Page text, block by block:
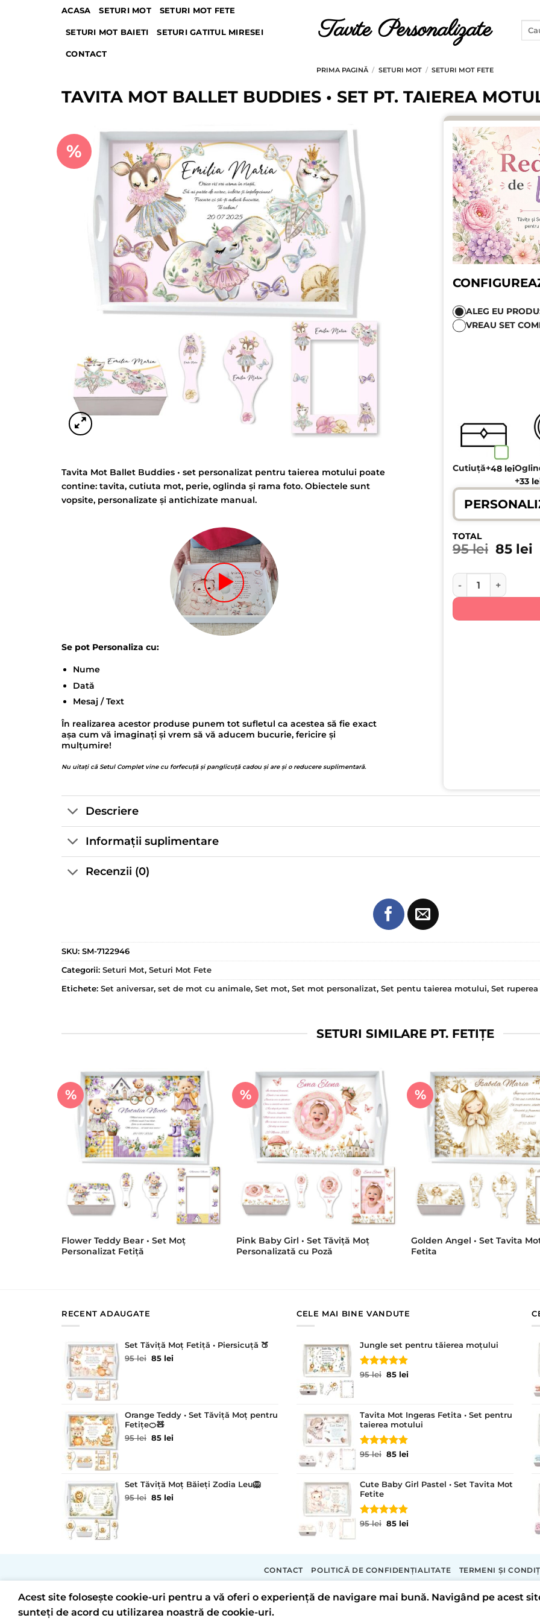
Tavite Personalizate
ACASA SETURI MOT SETURI MOT FETE
SETURI MOT BAIETI SETURI GATITUL MIRESEI
CONTACT
Caută
PRIMA PAGINĂ / SETURI MOT / SETURI MOT FETE
TAVITA MOT BALLET BUDDIES • SET PT. TAIEREA
%
Tavita Mot Ballet Buddies • set personalizat pentru taierea motului poate
contine: tavita, cutiuta mot, perie, oglinda și rama foto. Obiectele sunt
vopsite, personalizate și antichizate manual.
Se pot Personaliza cu:
Nume
Dată
Mesaj / Text
În realizarea acestor produse punem tot sufletul ca acestea să fie exact
așa cum vă imaginați și vrem să vă aducem bucurie, fericire și
mulțumire!
Nu uitați că Setul Complet vine cu forfecuță și panglicuță cadou și are și o reducere suplimentară.
ALEG EU
VREAU SET
Cutiuță+48 lei
+33
TOTAL
95lei Prețul
85 lei
Cantitate Tavita
Descriere
Informații suplimentare
Recenzii (0)
SKU: SM-7122946
Categorii: Seturi Mot, Seturi Mot Fete
Etichete: Set aniversar, set de mot cu animale, Set mot, Set mot personalizat, Set pentu taierea motului, Set
SETURI SIMILARE PT. FETIȚE
%
Flower Teddy Bear • Set Moț
Personalizat Fetiță
%
Pink Baby Girl • Set Tăviță Moț
Personalizată cu Poză
%
Golden Angel • Set Tavita
Fetita
RECENT ADAUGATE
Set Tăviță Moț Fetiță • Piersicuță 🍑
95lei Prețul
85 leiPrețul
Orange Teddy • Set Tăviță Moț pentru
Fetițe🍊🧸
95lei Prețul
85 leiPrețul
Set Tăviță Moț Băieți Zodia Leu🦁
95lei Prețul
85 leiPrețul
CELE MAI BINE VANDUTE
Jungle set pentru tăierea moțului
Evaluat la
95lei Prețul
95 lei.
85 leiPrețul
Tavita Mot Ingeras Fetita • Set pentru
taierea motului
Evaluat la
95lei Prețul
fost:
85 leiPrețul
85 lei.
Cute Baby Girl Pastel • Set Tavita Mot
Fetite
Evaluat la
95lei Prețul
85 leiPrețul
CONTACT POLITICĂ DE CONFIDENȚIALITATE TERMENI ȘI
LORECRAFT S.R.L.
Acest site folosește cookie-uri pentru a vă oferi o experiență de navigare mai bună. Navigând pe acest
sunteți de acord cu utilizarea noastră de cookie-uri.